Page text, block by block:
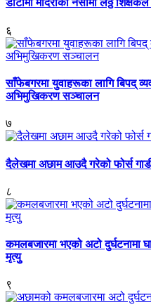
डोटीमा मदिराको नसामा लठ्ठ
६
साँफेबगरमा युवाहरूका लागि बिपद्
अभिमुखिकरण सञ्चालन
७
दैलेखमा अछाम आउदै गरेको फोर्स
८
कमलबजारमा भएको अटो दुर्घटनामा
मृत्युु
९